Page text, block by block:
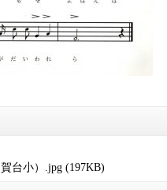
台小）.jpg (197KB)